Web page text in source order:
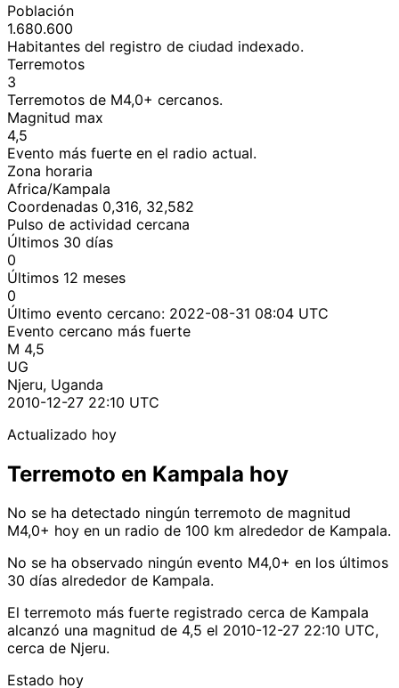
Población
1.680.600
Habitantes del registro de ciudad indexado.
Terremotos
3
Terremotos de M4,0+ cercanos.
Magnitud max
4,5
Evento más fuerte en el radio actual.
Zona horaria
Africa/Kampala
Coordenadas 0,316, 32,582
Pulso de actividad cercana
Últimos 30 días
0
Últimos 12 meses
0
Último evento cercano: 2022-08-31 08:04 UTC
Evento cercano más fuerte
M 4,5
UG
Njeru, Uganda
2010-12-27 22:10 UTC
Actualizado hoy
Terremoto en Kampala hoy
No se ha detectado ningún terremoto de magnitud
M4,0+ hoy en un radio de 100 km alrededor de Kampala.
No se ha observado ningún evento M4,0+ en los últimos
30 días alrededor de Kampala.
El terremoto más fuerte registrado cerca de Kampala
alcanzó una magnitud de 4,5 el 2010-12-27 22:10 UTC,
cerca de Njeru.
Estado hoy